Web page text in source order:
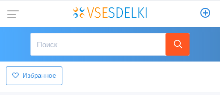
Избранное